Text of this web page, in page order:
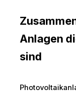
Anlagen
sind